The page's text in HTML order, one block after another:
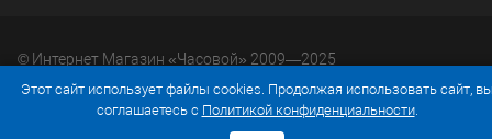
© Интернет Магазин «Часовой» 2009—2025
Юридический адрес: 214036 Россия, г. Смоленск, ул.
Рыленкова, д. 61а, кв. 24.
Этот сайт использует файлы cookies. Продолжая использовать сайт,
соглашаетесь с Политикой конфиденциальности.